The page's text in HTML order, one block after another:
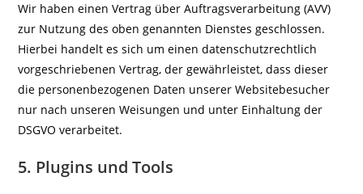
Wir haben einen Vertrag über Auftragsverarbeitung (AVV)
zur Nutzung des oben genannten Dienstes geschlossen.
Hierbei handelt es sich um einen datenschutzrechtlich
vorgeschriebenen Vertrag, der gewährleistet, dass dieser
die personenbezogenen Daten unserer Websitebesucher
nur nach unseren Weisungen und unter Einhaltung der
DSGVO verarbeitet.
5. Plugins und Tools